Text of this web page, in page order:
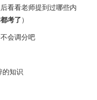
看看老师提到过哪些内
考了）
会调分吧
的知识